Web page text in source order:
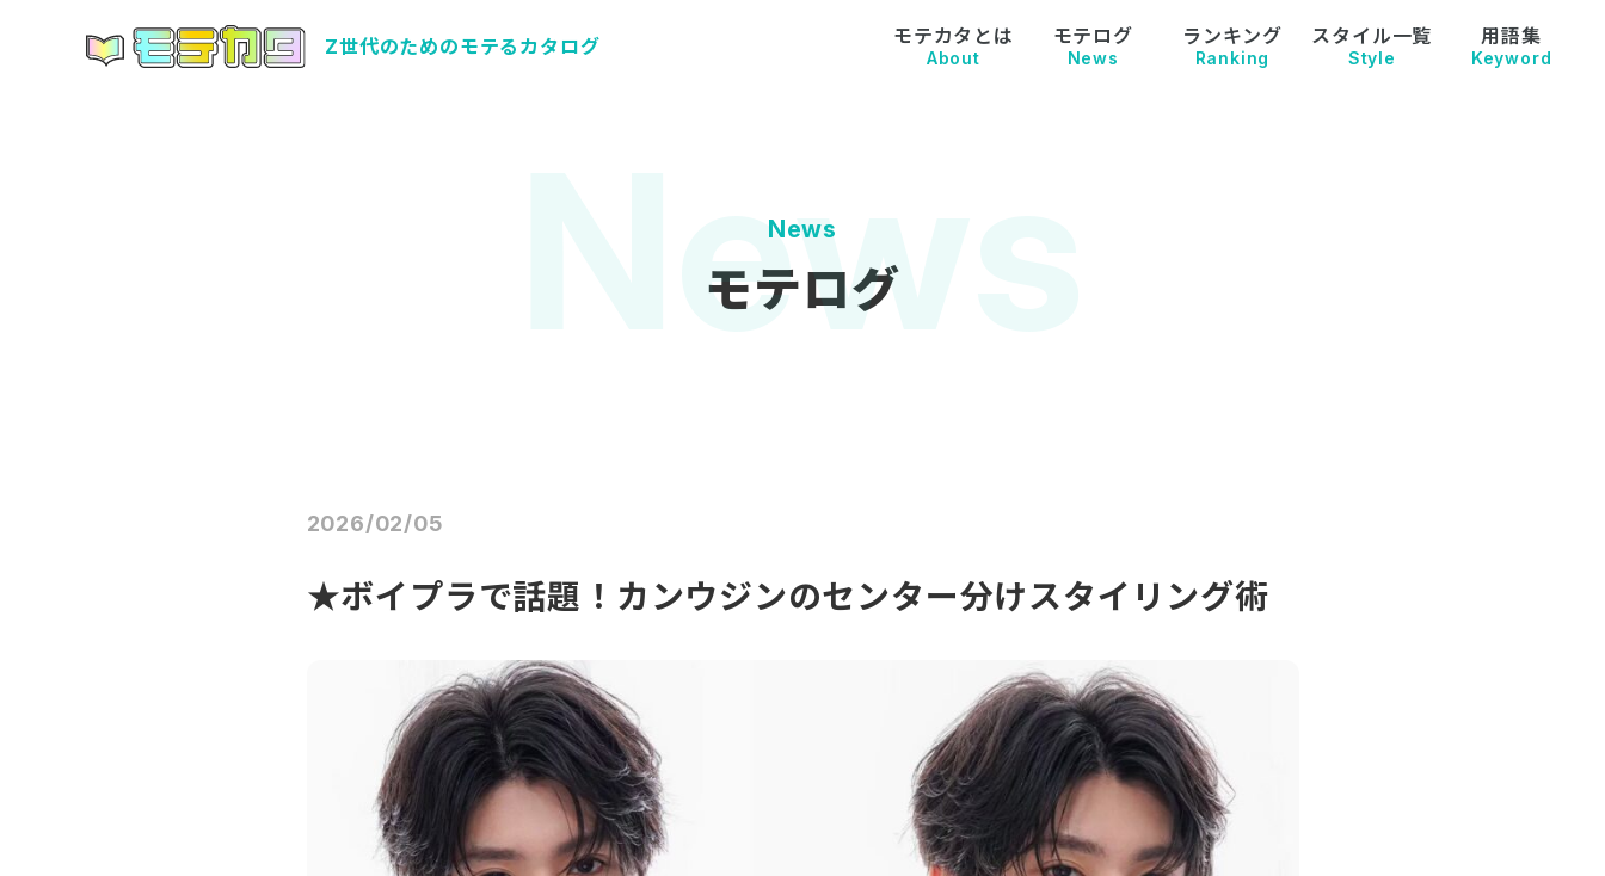
Z世代のためのモテるカタログ モテカタとは
About
モテログ
News
ランキング
Ranking
スタイル一覧
Style
用語集
Keyword
News
モテログ
2026/02/05
★ボイプラで話題！カンウジンのセンター分けスタイリング術